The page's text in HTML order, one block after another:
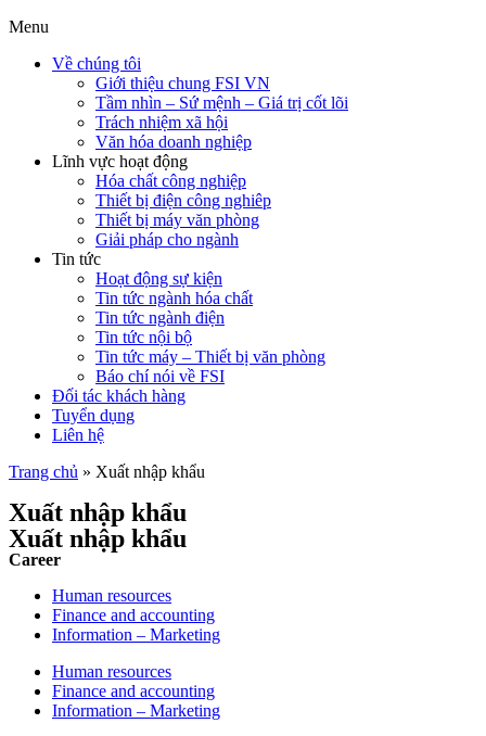
Menu
Về chúng tôi
Giới thiệu chung FSI VN
Tầm nhìn – Sứ mệnh – Giá trị cốt lõi
Trách nhiệm xã hội
Văn hóa doanh nghiệp
Lĩnh vực hoạt động
Hóa chất công nghiệp
Thiết bị điện công nghiêp
Thiết bị máy văn phòng
Giải pháp cho ngành
Tin tức
Hoạt động sự kiện
Tin tức ngành hóa chất
Tin tức ngành điện
Tin tức nội bộ
Tin tức máy – Thiết bị văn phòng
Báo chí nói về FSI
Đối tác khách hàng
Tuyển dụng
Liên hệ
Trang chủ » Xuất nhập khẩu
Xuất nhập khẩu
Xuất nhập khẩu
Career
Human resources
Finance and accounting
Information – Marketing
Human resources
Finance and accounting
Information – Marketing